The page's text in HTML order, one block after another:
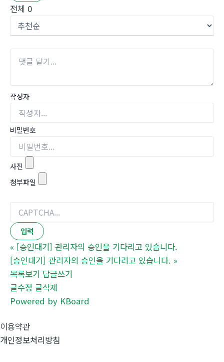
전체 0
작성자
비밀번호
사진
첨부파일
« [승인대기] 관리자의 승인을 기다리고 있습니다.
[승인대기] 관리자의 승인을 기다리고 있습니다. »
목록보기 답글쓰기
글수정 글삭제
Powered by KBoard
이용약관
개인정보처리방침